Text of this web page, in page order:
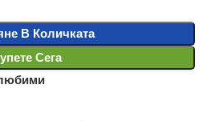
В Количката
Сега